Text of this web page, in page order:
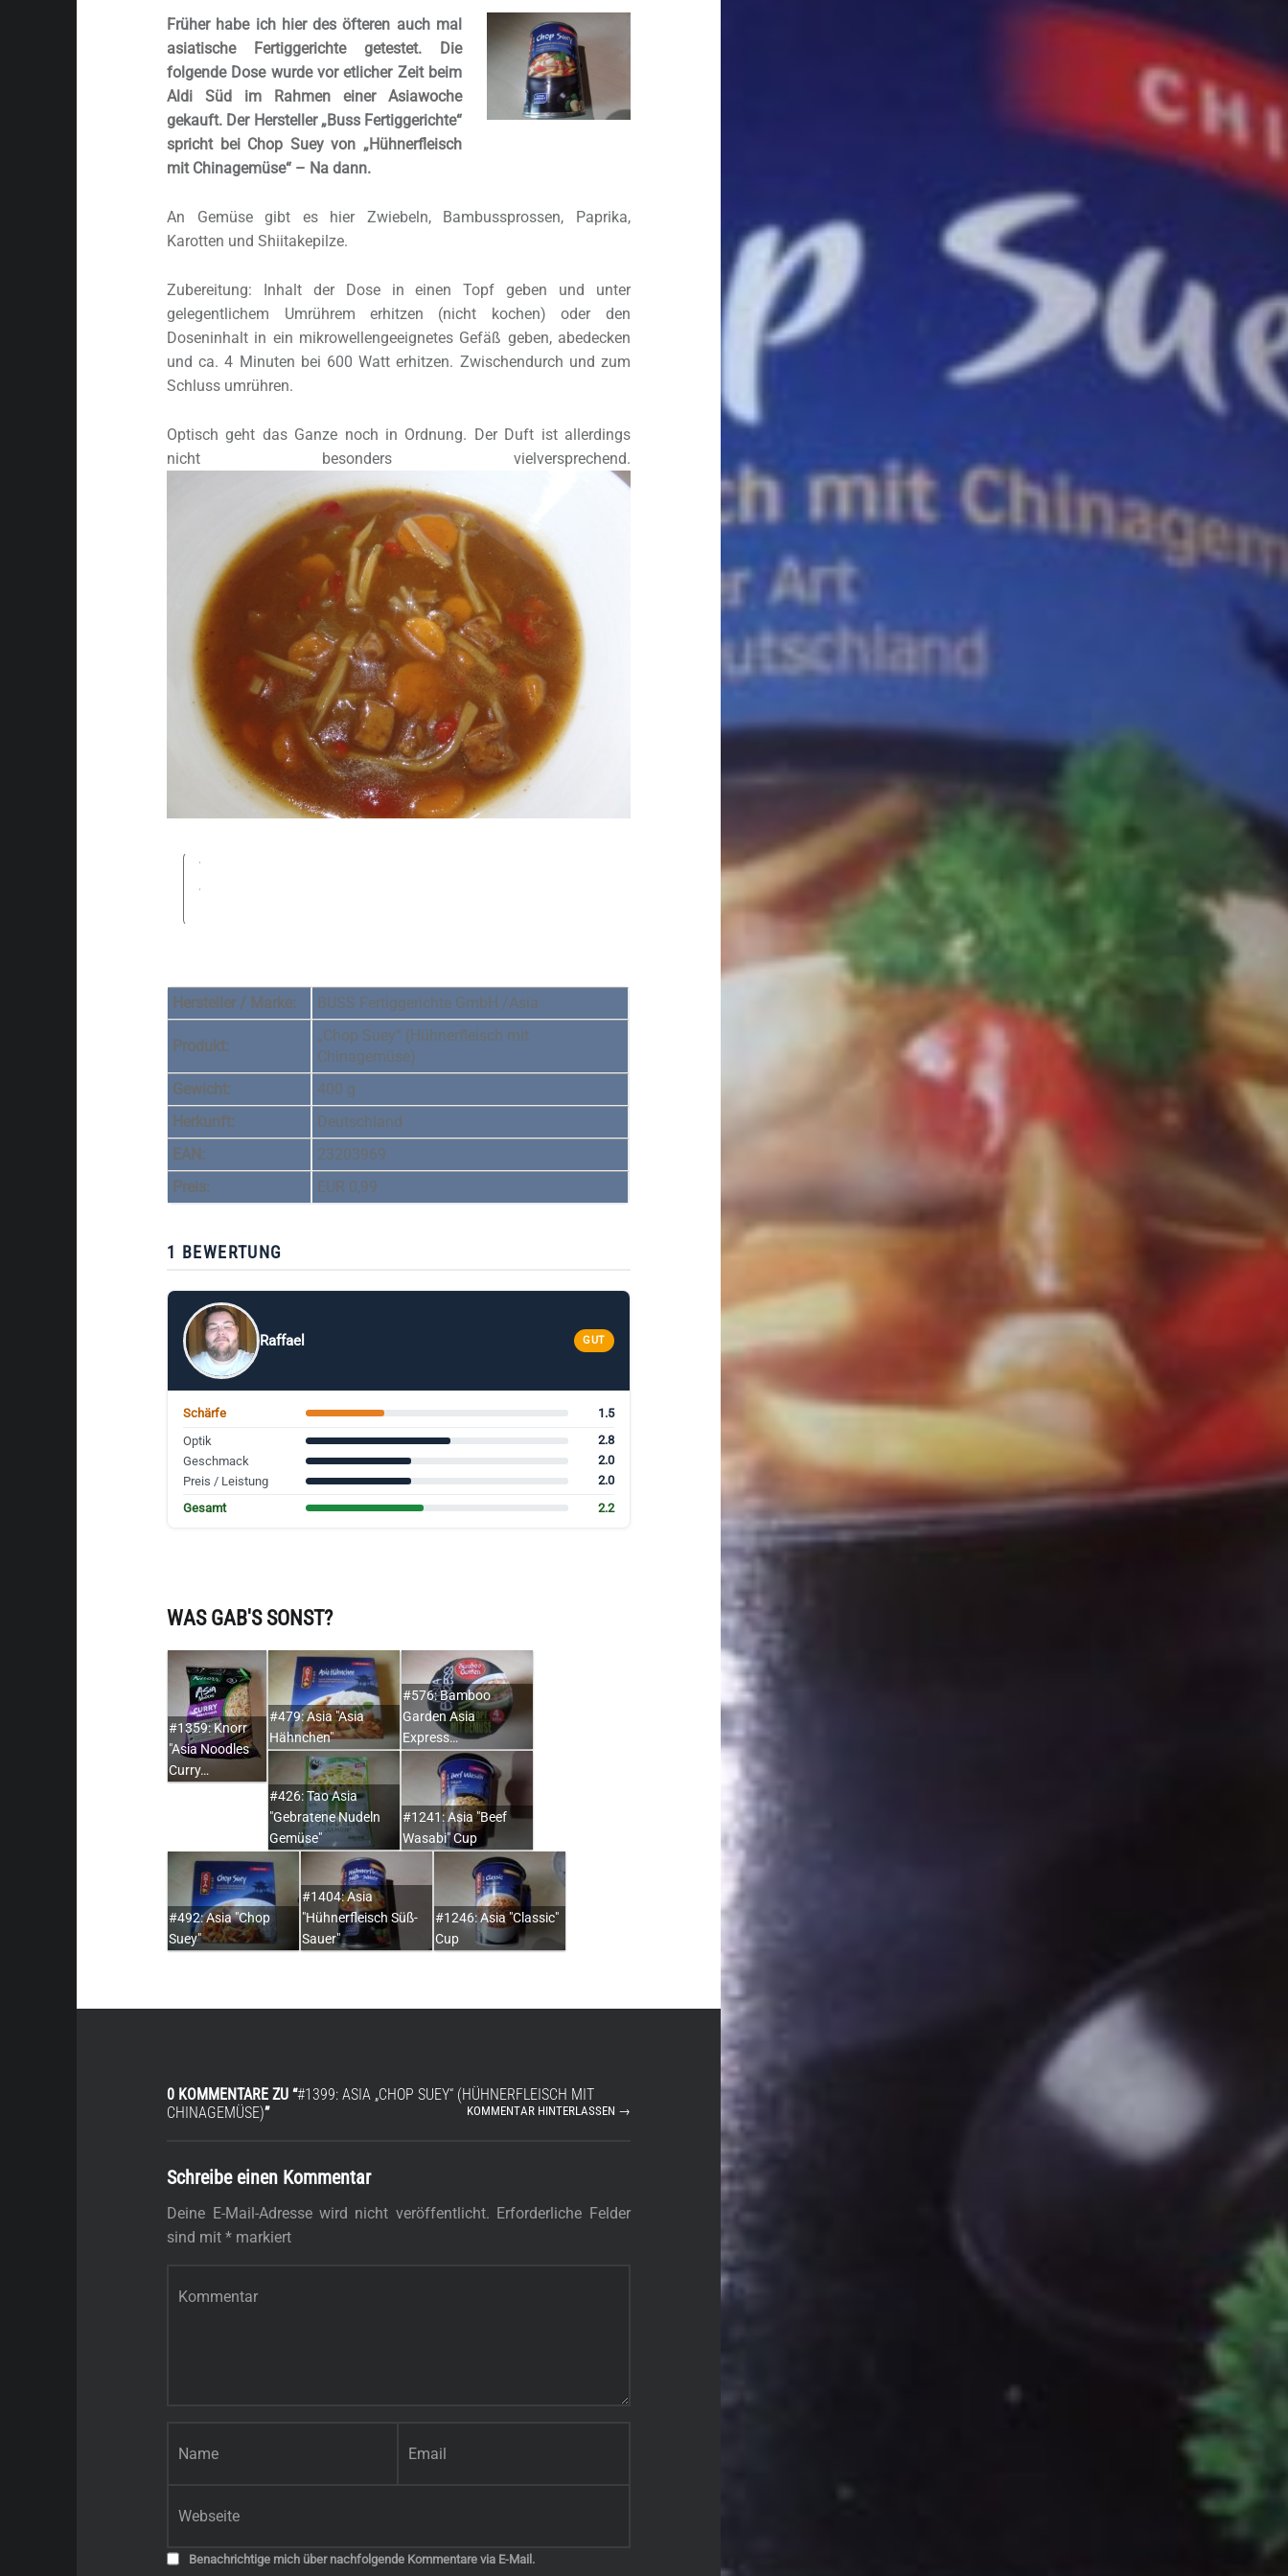
Früher habe ich hier des öfteren auch mal
asiatische Fertiggerichte getestet. Die
folgende Dose wurde vor etlicher Zeit beim
Aldi Süd im Rahmen einer Asiawoche
gekauft. Der Hersteller „Buss Fertiggerichte“
spricht bei Chop Suey von „Hühnerfleisch
mit Chinagemüse“ – Na dann.
An Gemüse gibt es hier Zwiebeln, Bambussprossen, Paprika,
Karotten und Shiitakepilze.
Zubereitung: Inhalt der Dose in einen Topf geben und unter
gelegentlichem Umrührem erhitzen (nicht kochen) oder den
Doseninhalt in ein mikrowellengeeignetes Gefäß geben, abedecken
und ca. 4 Minuten bei 600 Watt erhitzen. Zwischendurch und zum
Schluss umrühren.
Optisch geht das Ganze noch in Ordnung. Der Duft ist allerdings
nicht besonders vielversprechend.
Hersteller / Marke: BUSS Fertiggerichte GmbH /Asia
Produkt:
„Chop Suey“ (Hühnerfleisch mit
Chinagemüse)
Gewicht:
400 g
Herkunft:
Deutschland
EAN:
23203969
Preis:
EUR 0,99
1 BEWERTUNG
Raffael GUT
Schärfe
1.5
Optik
2.8
Geschmack
2.0
Preis / Leistung
2.0
Gesamt
2.2
WAS GAB'S SONST?
#1359: Knorr
"Asia Noodles
Curry…
#479: Asia "Asia
Hähnchen"
#576: Bamboo
Garden Asia
Express…
#426: Tao Asia
"Gebratene Nudeln
Gemüse"
#1241: Asia "Beef
Wasabi" Cup
#492: Asia "Chop
Suey"
#1404: Asia
"Hühnerfleisch Süß-
Sauer"
#1246: Asia "Classic"
Cup
0 KOMMENTARE ZU “#1399: ASIA „CHOP SUEY“ (HÜHNERFLEISCH MIT
CHINAGEMÜSE)” KOMMENTAR HINTERLASSEN →
Schreibe einen Kommentar
Deine E-Mail-Adresse wird nicht veröffentlicht. Erforderliche Felder
sind mit* markiert
Benachrichtige mich über nachfolgende Kommentare via E-Mail.